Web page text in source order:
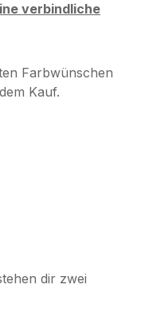
verbindliche
Farbwünschen
Kauf.
dir zwei